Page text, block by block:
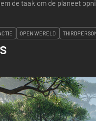
de taak om de planeet
OPEN WERELD